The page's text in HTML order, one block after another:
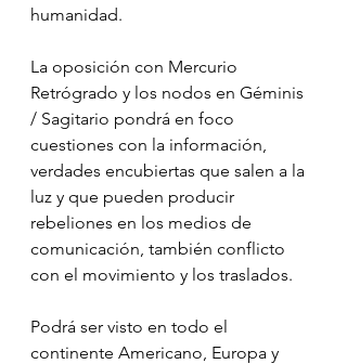
humanidad.
La oposición con Mercurio
Retrógrado y los nodos en Géminis
/ Sagitario pondrá en foco
cuestiones con la información,
verdades encubiertas que salen a la
luz y que pueden producir
rebeliones en los medios de
comunicación, también conflicto
con el movimiento y los traslados.
Podrá ser visto en todo el
continente Americano, Europa y